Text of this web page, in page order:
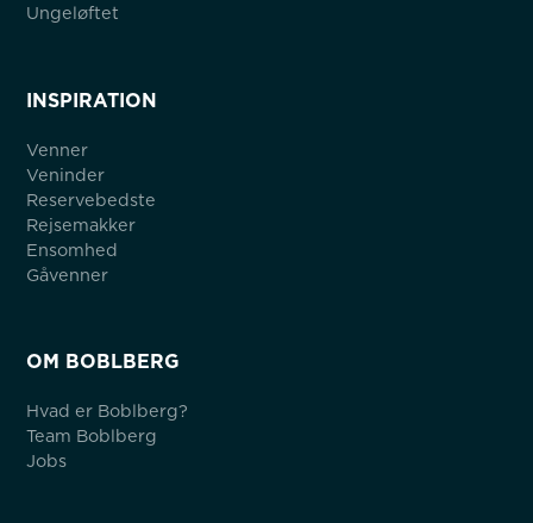
Ungeløftet
INSPIRATION
Venner
Veninder
Reservebedste
Rejsemakker
Ensomhed
Gåvenner
OM BOBLBERG
Hvad er Boblberg?
Team Boblberg
Jobs